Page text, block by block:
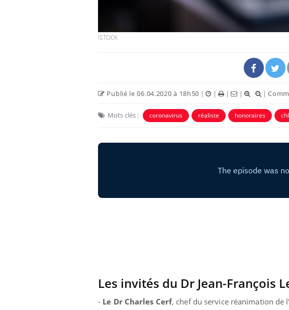
ISTOCK
Publié le 06.04.2020 à 18h50 | | | | |
Mots clés : coronavirus réaliste honoraires
Les invités du Dr Jean-François
- Le Dr Charles Cerf, chef du service réanimation de